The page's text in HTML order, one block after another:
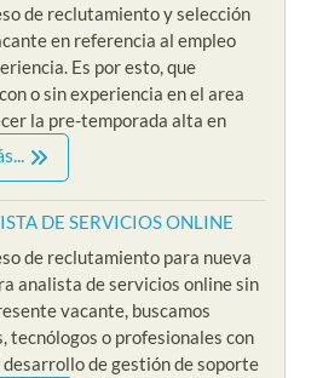
de reclutamiento y selección
en referencia al empleo
Es por esto, que
o sin experiencia en el area
la pre-temporada alta en
DE SERVICIOS ONLINE
de reclutamiento para nueva
analista de servicios online sin
vacante, buscamos
tecnólogos o profesionales con
de gestión de soporte